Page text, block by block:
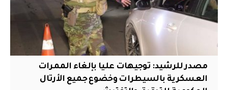
مصدر للرشيد: توجيهات عليا بإلغاء الممرات
العسكرية بالسيطرات وخضوع جميع الأرتال